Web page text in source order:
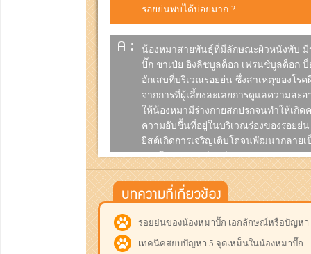
รอยย่นพบได้บ่อยมาก ?
A :
น้องหมาสายพันธุ์ที่มีลักษณะผิวหนังพับ มี
ปั๊ก ชาเป่ย อิงลิชบูลด็อก เฟรนช์บูลด็อก บ็
อักเสบที่บริเวณรอยย่น ซึ่งสาเหตุของโร
จากการที่ผู้เลี้ยงละเลยการดูแลความสะ
ให้น้องหมามีร่างกายสกปรกจนทำให้เกิ
ความอับชื้นที่อยู่ในบริเวณร่องของรอยย่น
ยีสต์เกิดการเจริญเติบโตจนพัฒนากลาย
รวมถึงเกิดการเสียดสีกันเองของผิวหนัง
อีกหนึ่งสาเหตุที่ทำให้เกิดการอักเสบที่บริ
มาสเตอร์เหมี่ยว
Q :
รอยย่นของน้องหมาปั๊ก เอกลักษณ์หรือปัญหา
เทคนิคสยบปัญหา 5 จุดเหม็นในน้องหมาปั๊ก